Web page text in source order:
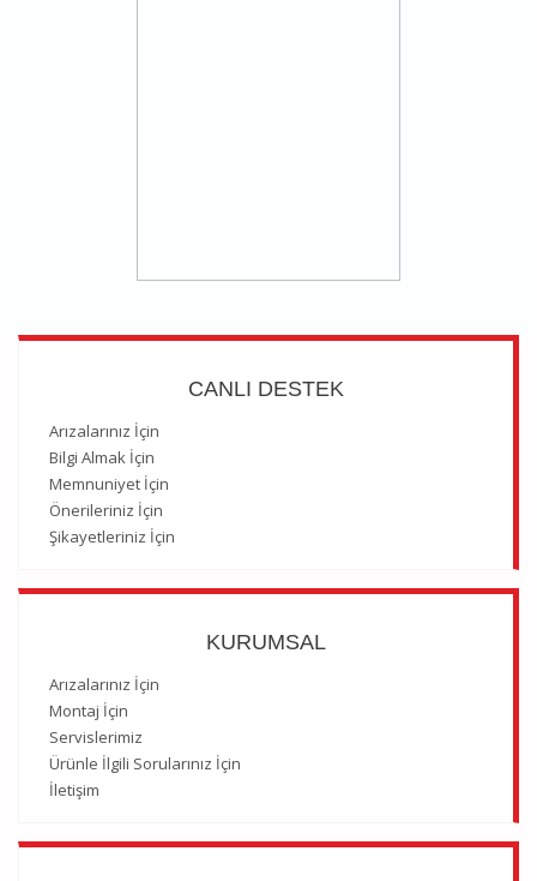
CANLI DESTEK
Arızalarınız İçin
Bilgi Almak İçin
Memnuniyet İçin
Önerileriniz İçin
Şikayetleriniz İçin
KURUMSAL
Arızalarınız İçin
Montaj İçin
Servislerimiz
Ürünle İlgili Sorularınız İçin
İletişim